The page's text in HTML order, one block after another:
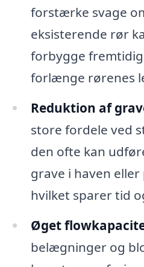
forstærke svage
eksisterende rør
forbygge
forlænge rørenes
Reduktion af
store fordele ved
den ofte kan
grave i haven
hvilket sparer tid
Øget
belægninger og